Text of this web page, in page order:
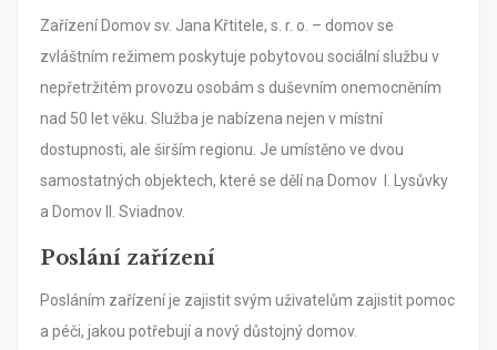
Zařízení Domov sv. Jana Křtitele, s. r. o. – domov se
zvláštním režimem poskytuje pobytovou sociální službu v
nepřetržitém provozu osobám s duševním onemocněním
nad 50 let věku. Služba je nabízena nejen v místní
dostupnosti, ale širším regionu. Je umístěno ve dvou
samostatných objektech, které se dělí na Domov I. Lysůvky
a Domov II. Sviadnov.
Poslání zařízení
Posláním zařízení je zajistit svým uživatelům zajistit pomoc
a péči, jakou potřebují a nový důstojný domov.